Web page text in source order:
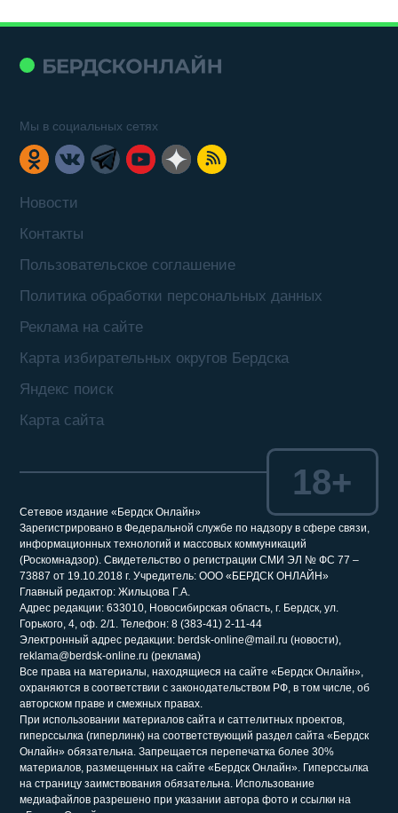
Новости
Контакты
Пользовательское соглашение
Политика обработки персональных данных
Реклама на сайте
Карта избирательных округов Бердска
Яндекс поиск
Карта сайта
Мы в социальных сетях
Сетевое издание «Бердск Онлайн»
Зарегистрировано в Федеральной службе по надзору в сфере связи,
информационных технологий и массовых коммуникаций
(Роскомнадзор). Свидетельство о регистрации СМИ ЭЛ № ФС 77 –
73887 от 19.10.2018 г. Учредитель: ООО «БЕРДСК ОНЛАЙН»
Главный редактор: Жильцова Г.А.
Адрес редакции: 633010, Новосибирская область, г. Бердск, ул.
Горького, 4, оф. 2/1. Телефон: 8 (383-41) 2-11-44
Электронный адрес редакции: berdsk-online@mail.ru (новости),
reklama@berdsk-online.ru (реклама)
Все права на материалы, находящиеся на сайте «Бердск Онлайн»,
охраняются в соответствии с законодательством РФ, в том числе, об
авторском праве и смежных правах.
При использовании материалов сайта и саттелитных проектов,
гиперссылка (гиперлинк) на соответствующий раздел сайта «Бердск
Онлайн» обязательна. Запрещается перепечатка более 30%
материалов, размещенных на сайте «Бердск Онлайн». Гиперссылка
на страницу заимствования обязательна. Использование
медиафайлов разрешено при указании автора фото и ссылки на
18+